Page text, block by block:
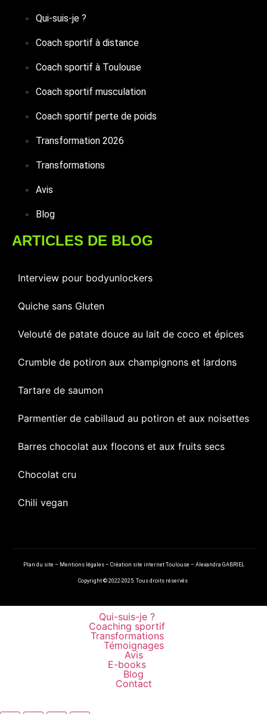
Qui-suis-je ?
Coach sportif à distance
Coach sportif à Toulouse
Coach sportif musculation
Coach sportif perte de poids
Transformation 2026
Transformations
Avis
Blog
ARTICLES DE BLOG
Interview pour bodyunlockers
Quiche sans Gluten
Velouté de patate douce au lait de coco et épices
Crumble de potiron aux champignons et lardons
Tartare de saumon
Parmentier de cabillaud au potiron et aux noisettes
Barres chocolat aux flocons et aux fruits secs
Chocolat cru
Chili vegan
Plan du site – Mentions légales– Création site internet Toulouse – Alexandra GABRIEL
Copyright © 2022-2025. Tous droits réservés
Qui-suis-je ?
Coaching sportif
Transformations
Témoignages
Avis
E-books
Blog
Contact